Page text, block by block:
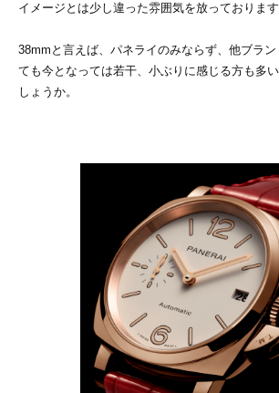
イメージとは少し違った雰囲気を放っております
38mmと言えば、パネライのみならず、他ブラ
ても今となっては若干、小ぶりに感じる方も多
しょうか。